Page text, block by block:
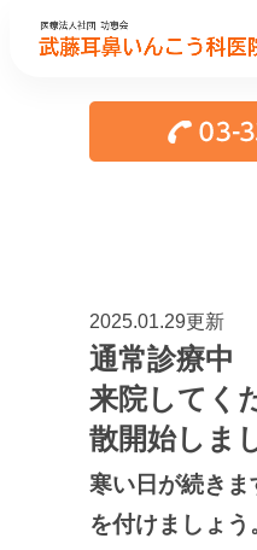
2025.01.29更新
通常診療中
来院してく
散開始しま
寒い日が続き
を付けましょう